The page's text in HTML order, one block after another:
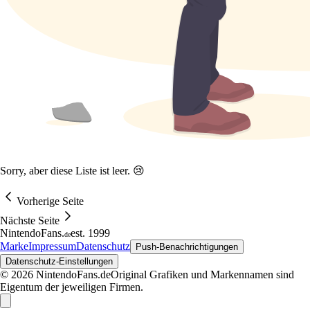
Sorry, aber diese Liste ist leer. 😢
Vorherige Seite
Nächste Seite
NintendoFans.deest. 1999
MarkeImpressumDatenschutz Push-Benachrichtigungen
Datenschutz-Einstellungen
© 2026 NintendoFans.deOriginal Grafiken und Markennamen sind
Eigentum der jeweiligen Firmen.